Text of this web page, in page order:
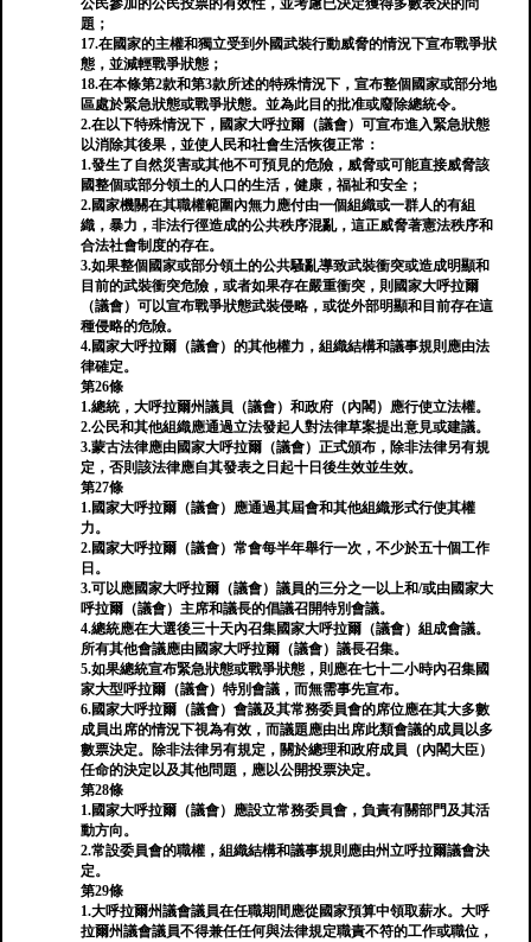
公民參加的公民投票的有效性，並考慮已決定獲得多數表決的問
題；
17.在國家的主權和獨立受到外國武裝行動威脅的情況下宣布戰爭狀
態，並減輕戰爭狀態；
18.在本條第2款和第3款所述的特殊情況下，宣布整個國家或部分地
區處於緊急狀態或戰爭狀態。並為此目的批准或廢除總統令。
2.在以下特殊情況下，國家大呼拉爾（議會）可宣布進入緊急狀態
以消除其後果，並使人民和社會生活恢復正常：
1.發生了自然災害或其他不可預見的危險，威脅或可能直接威脅該
國整個或部分領土的人口的生活，健康，福祉和安全；
2.國家機關在其職權範圍內無力應付由一個組織或一群人的有組
織，暴力，非法行徑造成的公共秩序混亂，這正威脅著憲法秩序和
合法社會制度的存在。
3.如果整個國家或部分領土的公共騷亂導致武裝衝突或造成明顯和
目前的武裝衝突危險，或者如果存在嚴重衝突，則國家大呼拉爾
（議會）可以宣布戰爭狀態武裝侵略，或從外部明顯和目前存在這
種侵略的危險。
4.國家大呼拉爾（議會）的其他權力，組織結構和議事規則應由法
律確定。
第26條
1.總統，大呼拉爾州議員（議會）和政府（內閣）應行使立法權。
2.公民和其他組織應通過立法發起人對法律草案提出意見或建議。
3.蒙古法律應由國家大呼拉爾（議會）正式頒布，除非法律另有規
定，否則該法律應自其發表之日起十日後生效並生效。
第27條
1.國家大呼拉爾（議會）應通過其屆會和其他組織形式行使其權
力。
2.國家大呼拉爾（議會）常會每半年舉行一次，不少於五十個工作
日。
3.可以應國家大呼拉爾（議會）議員的三分之一以上和/或由國家大
呼拉爾（議會）主席和議長的倡議召開特別會議。
4.總統應在大選後三十天內召集國家大呼拉爾（議會）組成會議。
所有其他會議應由國家大呼拉爾（議會）議長召集。
5.如果總統宣布緊急狀態或戰爭狀態，則應在七十二小時內召集國
家大型呼拉爾（議會）特別會議，而無需事先宣布。
6.國家大呼拉爾（議會）會議及其常務委員會的席位應在其大多數
成員出席的情況下視為有效，而議題應由出席此類會議的成員以多
數票決定。除非法律另有規定，關於總理和政府成員（內閣大臣）
任命的決定以及其他問題，應以公開投票決定。
第28條
1.國家大呼拉爾（議會）應設立常務委員會，負責有關部門及其活
動方向。
2.常設委員會的職權，組織結構和議事規則應由州立呼拉爾議會決
定。
第29條
1.大呼拉爾州議會議員在任職期間應從國家預算中領取薪水。大呼
拉爾州議會議員不得兼任任何與法律規定職責不符的工作或職位，